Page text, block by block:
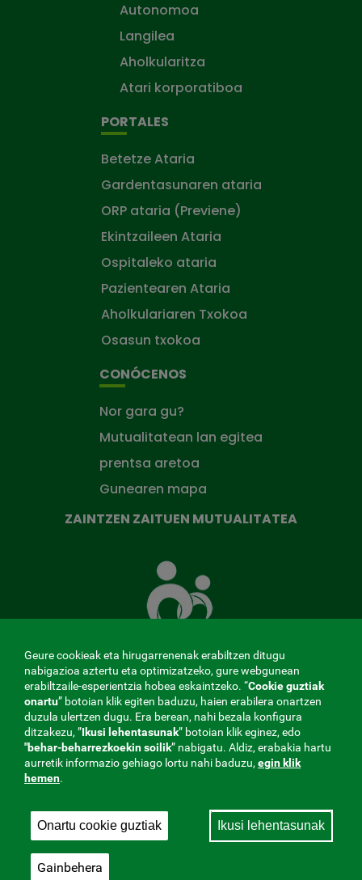
Autonomoa
Langilea
Aholkularitza
Atari korporatiboa
PORTALES
Betetze Ataria
Gardentasunaren ataria
ORP ataria (Previene)
Ekintzaileen Ataria
Ospitaleko ataria
Pazientearen Ataria
Aholkulariaren Txokoa
Osasun txokoa
CONÓCENOS
Nor gara gu?
Mutualitatean lan egitea
prentsa aretoa
Gunearen mapa
ZAINTZEN ZAITUEN MUTUALITATEA
zaituen
Mutua
MENÚ
REDES
SOCIALES
Kontratatzailearen profila
Pribatutasun-politika
Gizarte Segurantzarekin lan egiten duen
Mutualitatea, 275. Fraternidad-Muprespa 2026
Geure cookieak eta hirugarrenenak erabiltzen ditugu
nabigazioa aztertu eta optimizatzeko, gure webgunean
erabiltzaile-esperientzia hobea eskaintzeko. “Cookie guztiak
onartu” botoian klik egiten baduzu, haien erabilera onartzen
duzula ulertzen dugu. Era berean, nahi bezala konfigura
ditzakezu, ”Ikusi lehentasunak” botoian klik eginez, edo
"behar-beharrezkoekinsoilik” nabigatu. Aldiz, erabakia hartu
aurretik informazio gehiago lortu nahi baduzu, egin klik
hemen.
Onartu cookie guztiak Ikusi lehentasunak
Gainbehera